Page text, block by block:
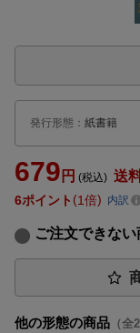
発行形態 ： 紙書籍
679 円 (税込) 送
6ポイント 1倍 内訳
ご注文できない
他の形態の商品 （全2